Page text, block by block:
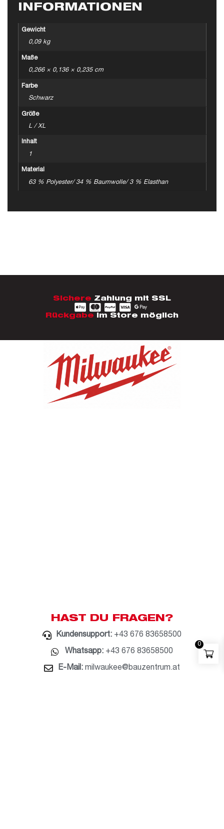
INFORMATIONEN
Gewicht
0,09 kg
Maße
0,266 × 0,136 × 0,235 cm
Farbe
Schwarz
Größe
L / XL
Inhalt
1
Material
63 % Polyester/ 34 % Baumwolle/ 3 % Elasthan
Sichere Zahlung mit SSL
Rückgabe im Store möglich
HAST DU FRAGEN?
Kundensupport: +43 676 83658500
Whatsapp:+43 676 83658500
E-Mail:milwaukee@bauzentrum.at
0